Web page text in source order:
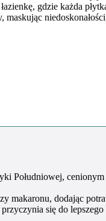
gdzie każda
Południowej,
makaronu, dodając
się do